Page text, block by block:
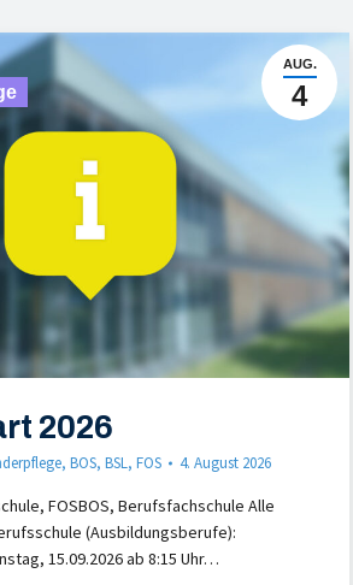
AUG.
4
2026
, BOS, BSL, FOS 4. August 2026
FOSBOS, Berufsfachschule Alle
(Ausbildungsberufe):
15.09.2026 ab 8:15 Uhr…